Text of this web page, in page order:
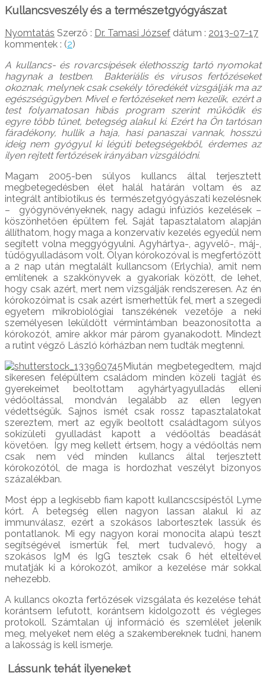
Kullancsveszély és a természetgyógyászat
Nyomtatás Szerző : Dr. Tamasi József dátum : 2013-07-17
kommentek : (2)
A kullancs- és rovarcsípések élethosszig tartó nyomokat
hagynak a testben. Bakteriális és vírusos fertőzéseket
okoznak, melynek csak csekély töredékét vizsgálják ma az
egészségügyben. Mivel e fertőzéseket nem kezelik, ezért a
test folyamatosan hibás program szerint működik és
egyre több tünet, betegség alakul ki. Ezért ha Ön tartósan
fáradékony, hullik a haja, hasi panaszai vannak, hosszú
ideig nem gyógyul ki légúti betegségekből, érdemes az
ilyen rejtett fertőzések irányában vizsgálódni.
Magam 2005-ben súlyos kullancs által terjesztett
megbetegedésben élet halál határán voltam és az
integrált antibiotikus és természetgyógyászati kezelésnek
– gyógynövényeknek, nagy adagú infúziós kezelések –
köszönhetően épültem fel. Saját tapasztalatom alapján
állíthatom, hogy maga a konzervatív kezelés egyedül nem
segített volna meggyógyulni. Agyhártya-, agyvelő-, máj-,
tüdőgyulladásom volt. Olyan kórokozóval is megfertőzött
a 2 nap után megtalált kullancsom (Erlychia), amit nem
említenek a szakkönyvek a gyakoriak között, de lehet,
hogy csak azért, mert nem vizsgálják rendszeresen. Az én
kórokozóimat is csak azért ismerhettük fel, mert a szegedi
egyetem mikrobiológiai tanszékének vezetője a neki
személyesen leküldött vérmintámban beazonosította a
kórokozót, amire akkor már párom gyanakodott. Mindezt
a rutint végző László kórházban nem tudták megtenni.
Miután megbetegedtem, majd
sikeresen felépültem családom minden közeli tagját és
gyerekeimet beoltottam agyhártyagyulladás elleni
védőoltással, mondván legalább az ellen legyen
védettségük. Sajnos ismét csak rossz tapasztalatokat
szereztem, mert az egyik beoltott családtagom súlyos
sokízületi gyulladást kapott a védőoltás beadását
követően. Így meg kellett értsem, hogy a védőoltás nem
csak nem véd minden kullancs által terjesztett
kórokozótól, de maga is hordozhat veszélyt bizonyos
százalékban.
Most épp a legkisebb fiam kapott kullancscsípéstől Lyme
kórt. A betegség ellen nagyon lassan alakul ki az
immunválasz, ezért a szokásos labortesztek lassúk és
pontatlanok. Mi egy nagyon korai monocita alapú teszt
segítségével ismertük fel, mert tudvalevő, hogy a
szokásos IgM és IgG tesztek csak 6 hét elteltével
mutatják ki a kórokozót, amikor a kezelése már sokkal
nehezebb.
A kullancs okozta fertőzések vizsgálata és kezelése tehát
korántsem lefutott, korántsem kidolgozott és végleges
protokoll. Számtalan új információ és szemlélet jelenik
meg, melyeket nem elég a szakembereknek tudni, hanem
a lakosság is kell ismerje.
Lássunk tehát ilyeneket